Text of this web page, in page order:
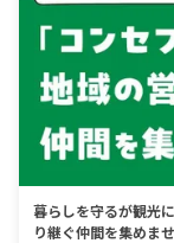
暮らしを守るが観光
り継ぐ仲間を集めま